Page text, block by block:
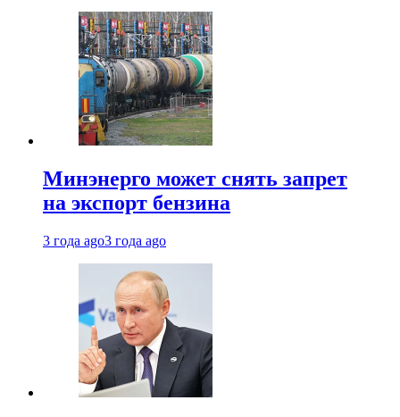
Минэнерго может снять запрет
на экспорт бензина
3 года ago3 года ago